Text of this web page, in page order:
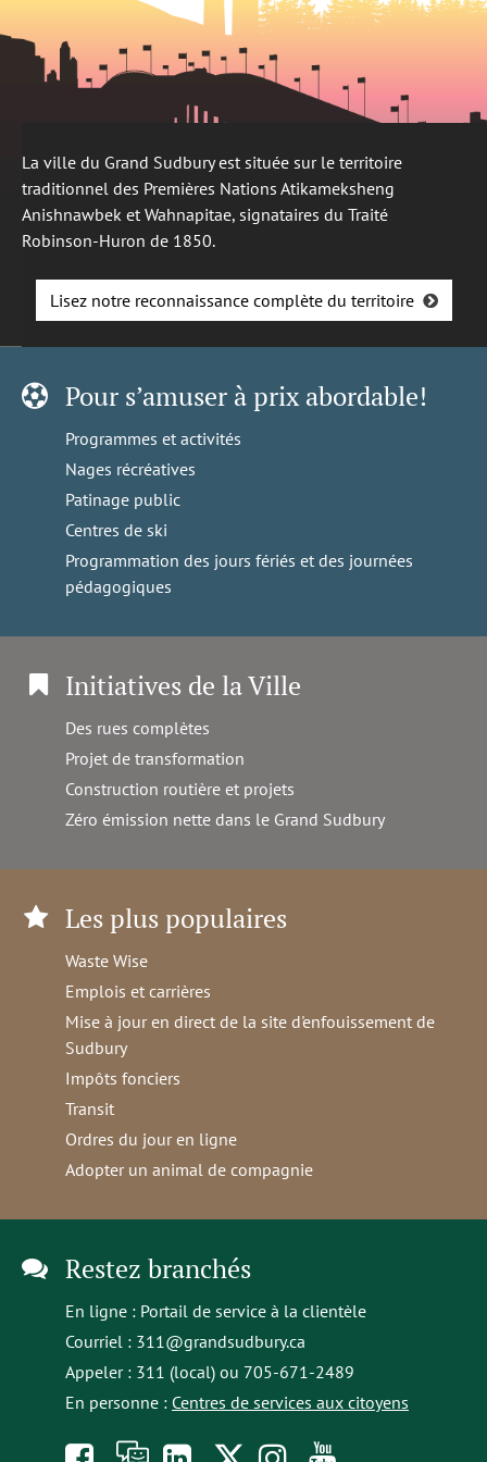
La ville du Grand Sudbury est située sur le territoire
traditionnel des Premières Nations Atikameksheng
Anishnawbek et Wahnapitae, signataires du Traité
Robinson-Huron de 1850.
Lisez notre reconnaissance complète du territoire
Pour s’amuser à prix abordable!
Programmes et activités
Nages récréatives
Patinage public
Centres de ski
Programmation des jours fériés et des journées
pédagogiques
Initiatives de la Ville
Des rues complètes
Projet de transformation
Construction routière et projets
Zéro émission nette dans le Grand Sudbury
Les plus populaires
Waste Wise
Emplois et carrières
Mise à jour en direct de la site d'enfouissement de
Sudbury
Impôts fonciers
Transit
Ordres du jour en ligne
Adopter un animal de compagnie
Restez branchés
En ligne : Portail de service à la clientèle
Courriel : 311@grandsudbury.ca
Appeler : 311 (local) ou 705-671-2489
En personne : Centres de services aux citoyens